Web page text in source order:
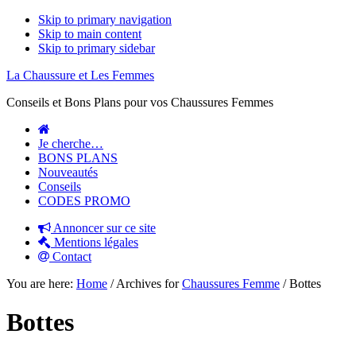
Skip to primary navigation
Skip to main content
Skip to primary sidebar
La Chaussure et Les Femmes
Conseils et Bons Plans pour vos Chaussures Femmes
Je cherche…
BONS PLANS
Nouveautés
Conseils
CODES PROMO
Annoncer sur ce site
Mentions légales
Contact
You are here: Home /Archives forChaussures Femme /Bottes
Bottes